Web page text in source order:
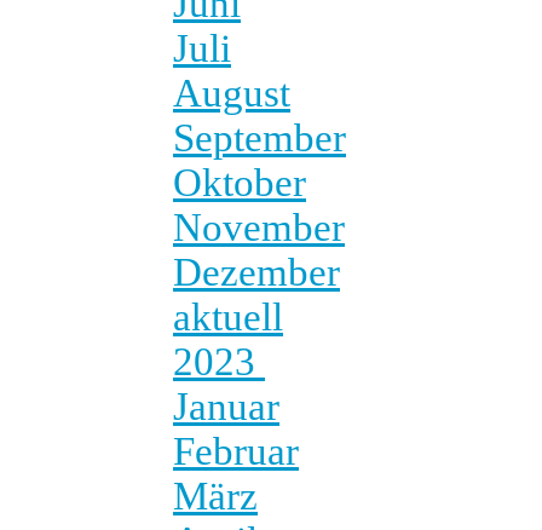
Juli
August
September
Oktober
November
Dezember
aktuell
2023
Januar
Februar
März